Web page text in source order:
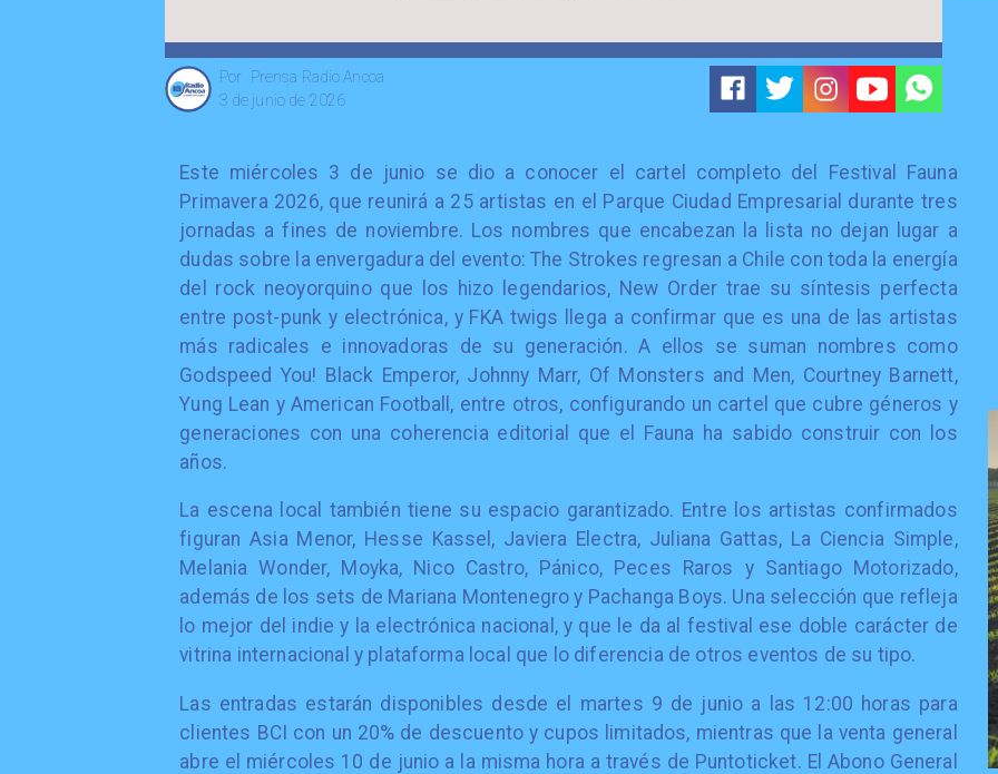
Prensa Radio Ancoa
Por
3 de junio de 2026
Este miércoles 3 de junio se dio a conocer el cartel completo del Festival Fauna
Primavera 2026, que reunirá a 25 artistas en el Parque Ciudad Empresarial durante tres
jornadas a fines de noviembre. Los nombres que encabezan la lista no dejan lugar a
dudas sobre la envergadura del evento: The Strokes regresan a Chile con toda la energía
del rock neoyorquino que los hizo legendarios, New Order trae su síntesis perfecta
entre post-punk y electrónica, y FKA twigs llega a confirmar que es una de las artistas
más radicales e innovadoras de su generación. A ellos se suman nombres como
Godspeed You! Black Emperor, Johnny Marr, Of Monsters and Men, Courtney Barnett,
Yung Lean y American Football, entre otros, configurando un cartel que cubre géneros y
generaciones con una coherencia editorial que el Fauna ha sabido construir con los
años.
La escena local también tiene su espacio garantizado. Entre los artistas confirmados
figuran Asia Menor, Hesse Kassel, Javiera Electra, Juliana Gattas, La Ciencia Simple,
Melania Wonder, Moyka, Nico Castro, Pánico, Peces Raros y Santiago Motorizado,
además de los sets de Mariana Montenegro y Pachanga Boys. Una selección que refleja
lo mejor del indie y la electrónica nacional, y que le da al festival ese doble carácter de
vitrina internacional y plataforma local que lo diferencia de otros eventos de su tipo.
Las entradas estarán disponibles desde el martes 9 de junio a las 12:00 horas para
clientes BCI con un 20% de descuento y cupos limitados, mientras que la venta general
abre el miércoles 10 de junio a la misma hora a través de Puntoticket. El Abono General